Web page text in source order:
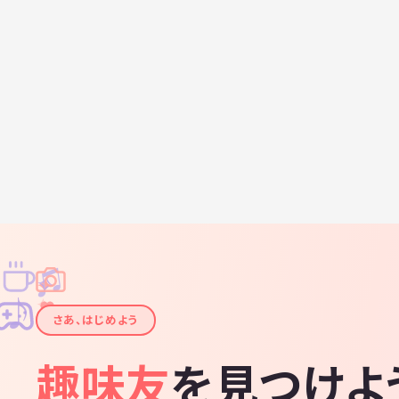
✦
✦
✧
✧
♪
♫
さあ、はじめよう
趣味友を見つけよ